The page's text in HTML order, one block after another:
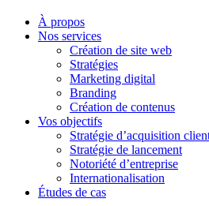
À propos
Nos services
Création de site web
Stratégies
Marketing digital
Branding
Création de contenus
Vos objectifs
Stratégie d’acquisition
Stratégie de lancement
Notoriété d’entreprise
Internationalisation
Études de cas